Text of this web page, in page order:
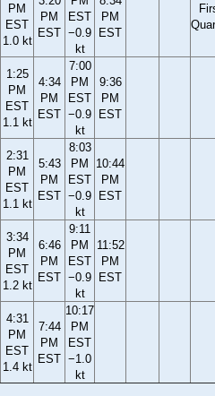
PM
EST
1.0 kt
PM
EST
EST
−0.9
kt
PM
EST
1:25
PM
EST
1.1 kt
4:34
PM
EST
7:00
PM
EST
−0.9
kt
9:36
PM
EST
2:31
PM
EST
1.1 kt
5:43
PM
EST
8:03
PM
EST
−0.9
kt
10:44
PM
EST
3:34
PM
EST
1.2 kt
6:46
PM
EST
9:11
PM
EST
−0.9
kt
11:52
PM
EST
4:31
PM
EST
1.4 kt
7:44
PM
EST
10:17
PM
EST
−1.0
kt